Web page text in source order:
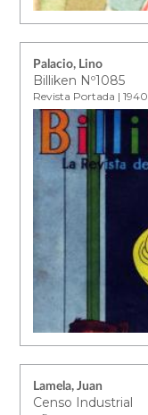
Palacio, Lino
Billiken Nº1085
Revista Portada | 1940
Lamela, Juan
Censo Industrial